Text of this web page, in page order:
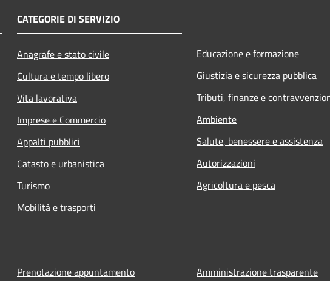
CATEGORIE DI SERVIZIO
Anagrafe e stato civile
Cultura e tempo libero
Vita lavorativa
Imprese e Commercio
Appalti pubblici
Catasto e urbanistica
Turismo
Mobilità e trasporti
Educazione e formazione
Giustizia e sicurezza pubblica
Tributi, finanze e
Ambiente
Salute, benessere e assistenza
Autorizzazioni
Agricoltura e pesca
Prenotazione appuntamento
Amministrazione trasparente